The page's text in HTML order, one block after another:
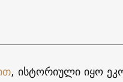
, ისტორიული იყო